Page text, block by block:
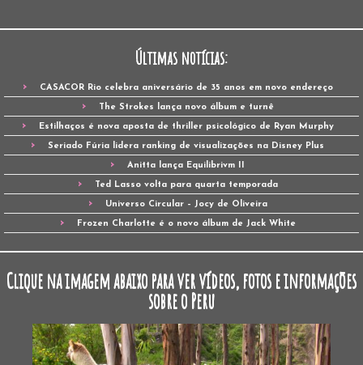
Últimas notícias:
CASACOR Rio celebra aniversário de 35 anos em novo endereço
The Strokes lança novo álbum e turnê
Estilhaços é nova aposta de thriller psicológico de Ryan Murphy
Seriado Fúria lidera ranking de visualizações na Disney Plus
Anitta lança Equilibrivm II
Ted Lasso volta para quarta temporada
Universo Circular – Jocy de Oliveira
Frozen Charlotte é o novo álbum de Jack White
Clique na imagem abaixo para ver vídeos, fotos e informações
sobre o Peru